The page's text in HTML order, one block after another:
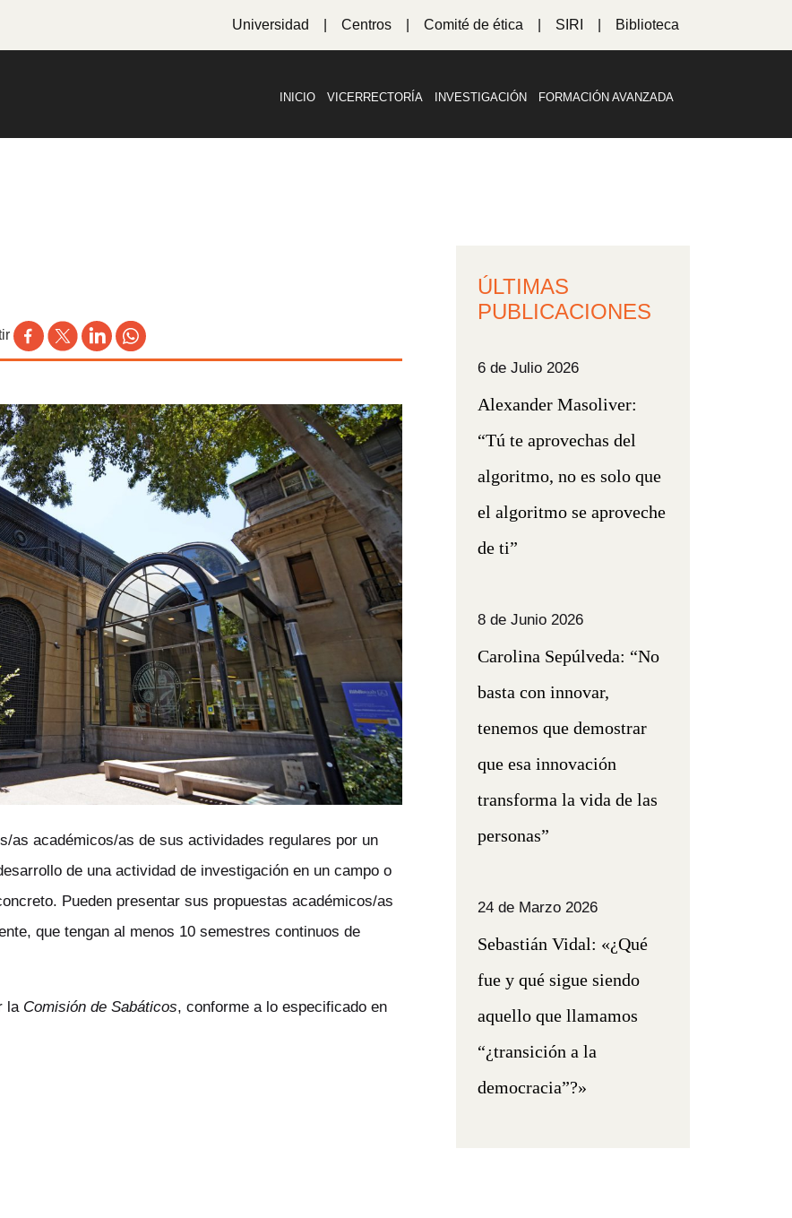
Universidad Centros Comité de ética SIRI Biblioteca
INICIO VICERRECTORÍA INVESTIGACIÓN FORMACIÓN AVANZADA
as académicos/as de sus actividades regulares por un
de una actividad de investigación en un campo o
Pueden presentar sus propuestas académicos/as
que tengan al menos 10 semestres continuos de
la Comisión de Sabáticos, conforme a lo especificado en
ÚLTIMAS
PUBLICACIONES
6 de Julio 2026
Alexander Masoliver:
“Tú te aprovechas del
algoritmo, no es solo que
el algoritmo se aproveche
de ti”
8 de Junio 2026
Carolina Sepúlveda: “No
basta con innovar,
tenemos que demostrar
que esa innovación
transforma la vida de las
personas”
24 de Marzo 2026
Sebastián Vidal: «¿Qué
fue y qué sigue siendo
aquello que llamamos
“¿transición a la
democracia”?»